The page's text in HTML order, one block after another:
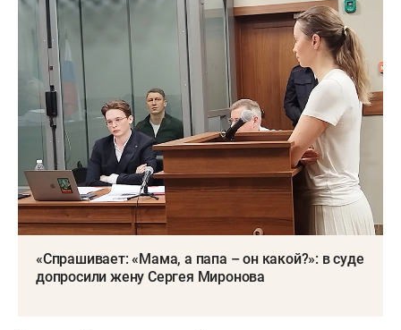
«Спрашивает: «Мама, а папа – он какой?»: в суде
допросили жену Сергея Миронова